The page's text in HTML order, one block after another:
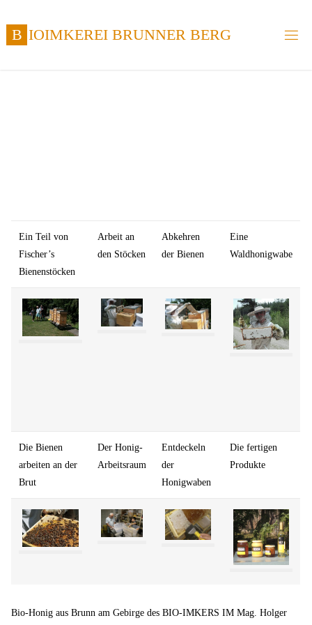
Inhalt
springen
B IOIMKEREI BRUNNER BERG
Ein Teil von
Fischer’s
Bienenstöcken
Arbeit an
den Stöcken
Abkehren
der Bienen
Eine
Waldhonigwabe
Die Bienen
arbeiten an der
Brut
Der Honig-
Arbeitsraum
Entdeckeln
der
Honigwaben
Die fertigen
Produkte
Bio-Honig aus Brunn am Gebirge des BIO-IMKERS IM Mag. Holger